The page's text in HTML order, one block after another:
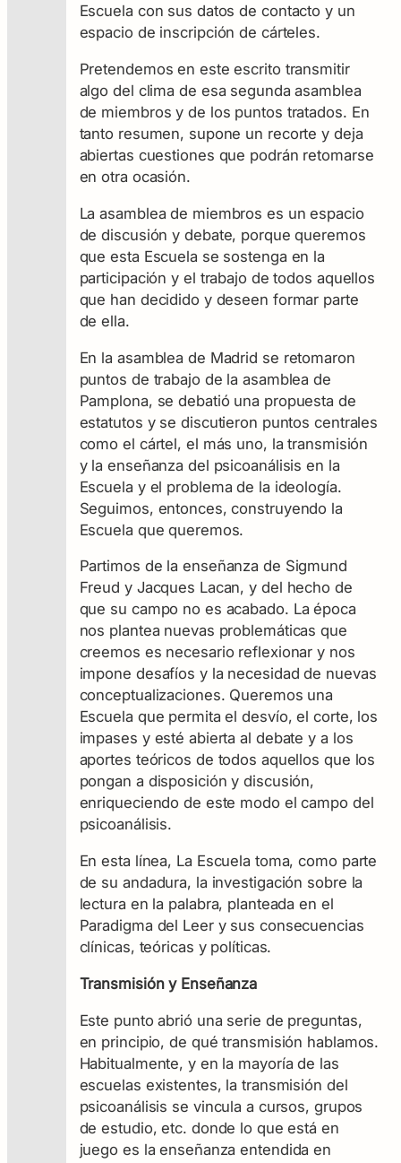
Escuela con sus datos de contacto y un
espacio de inscripción de cárteles.
Pretendemos en este escrito transmitir
algo del clima de esa segunda asamblea
de miembros y de los puntos tratados. En
tanto resumen, supone un recorte y deja
abiertas cuestiones que podrán retomarse
en otra ocasión.
La asamblea de miembros es un espacio
de discusión y debate, porque queremos
que esta Escuela se sostenga en la
participación y el trabajo de todos aquellos
que han decidido y deseen formar parte
de ella.
En la asamblea de Madrid se retomaron
puntos de trabajo de la asamblea de
Pamplona, se debatió una propuesta de
estatutos y se discutieron puntos centrales
como el cártel, el más uno, la transmisión
y la enseñanza del psicoanálisis en la
Escuela y el problema de la ideología.
Seguimos, entonces, construyendo la
Escuela que queremos.
Partimos de la enseñanza de Sigmund
Freud y Jacques Lacan, y del hecho de
que su campo no es acabado. La época
nos plantea nuevas problemáticas que
creemos es necesario reflexionar y nos
impone desafíos y la necesidad de nuevas
conceptualizaciones. Queremos una
Escuela que permita el desvío, el corte, los
impases y esté abierta al debate y a los
aportes teóricos de todos aquellos que los
pongan a disposición y discusión,
enriqueciendo de este modo el campo del
psicoanálisis.
En esta línea, La Escuela toma, como parte
de su andadura, la investigación sobre la
lectura en la palabra, planteada en el
Paradigma del Leer y sus consecuencias
clínicas, teóricas y políticas.
Transmisión y Enseñanza
Este punto abrió una serie de preguntas,
en principio, de qué transmisión hablamos.
Habitualmente, y en la mayoría de las
escuelas existentes, la transmisión del
psicoanálisis se vincula a cursos, grupos
de estudio, etc. donde lo que está en
juego es la enseñanza entendida en